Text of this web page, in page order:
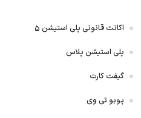
منتقل می‌کنند. همچنین، صداگذاری
امکانات و ویژگی‌های
اکانت قانونی پلی استیشن ۵
پلی استیشن پلاس
گیفت کارت
پوبو تی وی